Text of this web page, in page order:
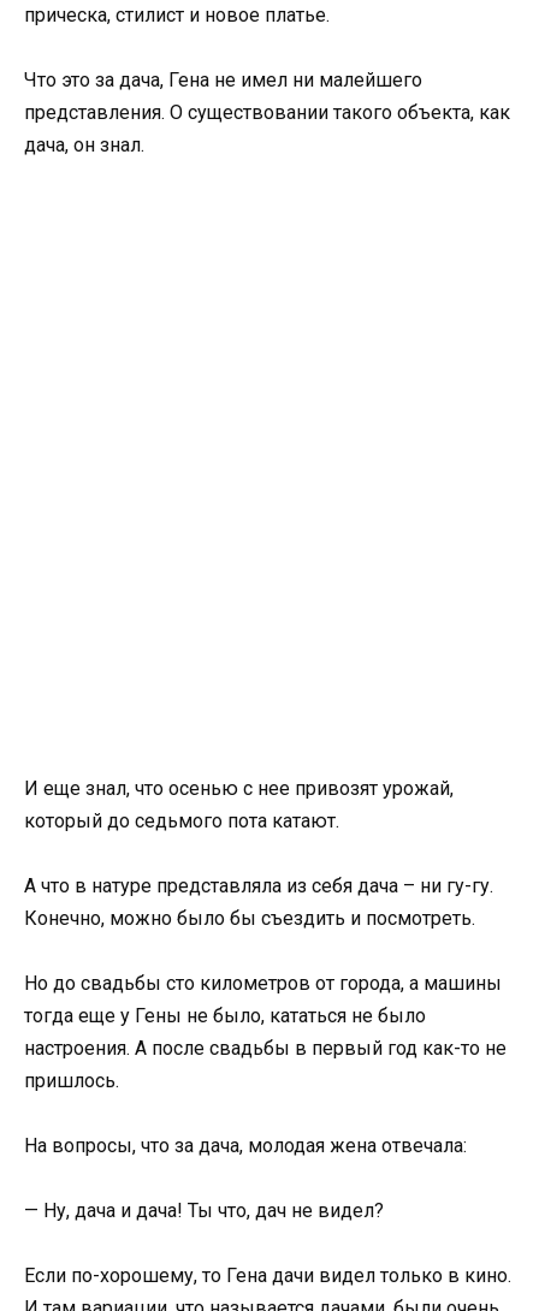
прическа, стилист и новое платье.
Что это за дача, Гена не имел ни малейшего
представления. О существовании такого объекта, как
дача, он знал.
И еще знал, что осенью с нее привозят урожай,
который до седьмого пота катают.
А что в натуре представляла из себя дача – ни гу-гу.
Конечно, можно было бы съездить и посмотреть.
Но до свадьбы сто километров от города, а машины
тогда еще у Гены не было, кататься не было
настроения. А после свадьбы в первый год как-то не
пришлось.
На вопросы, что за дача, молодая жена отвечала:
— Ну, дача и дача! Ты что, дач не видел?
Если по-хорошему, то Гена дачи видел только в кино.